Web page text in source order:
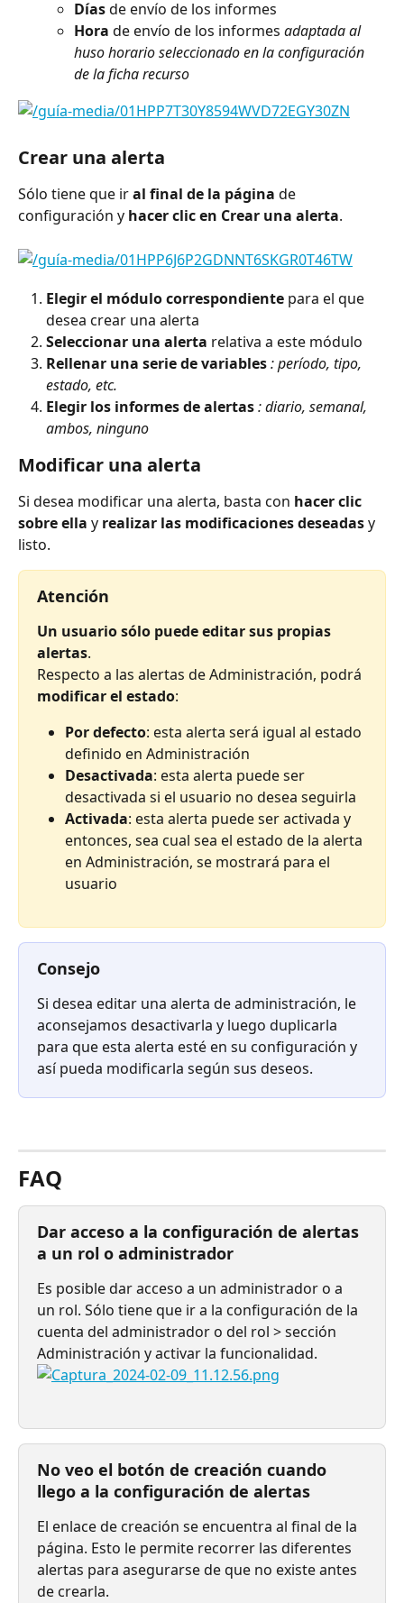
Días de envío de los informes
Hora de envío de los informes adaptada al
huso horario seleccionado en la configuración
de la ficha recurso
Crear una alerta
Sólo tiene que ir al final de la página de
configuración y hacer clic en Crear una alerta.
Elegir el módulo correspondiente para el que
desea crear una alerta
Seleccionar una alerta relativa a este módulo
Rellenar una serie de variables: período, tipo,
estado, etc.
Elegir los informes de alertas: diario, semanal,
ambos, ninguno
Modificar una alerta
Si desea modificar una alerta, basta con hacer clic
sobre ella y realizar las modificaciones deseadas y
listo.
Atención
Un usuario sólo puede editar sus propias
alertas.
Respecto a las alertas de Administración, podrá
modificar el estado:
Por defecto: esta alerta será igual al estado
definido en Administración
Desactivada: esta alerta puede ser
desactivada si el usuario no desea seguirla
Activada: esta alerta puede ser activada y
entonces, sea cual sea el estado de la alerta
en Administración, se mostrará para el
usuario⠀
Consejo
Si desea editar una alerta de administración, le
aconsejamos desactivarla y luego duplicarla
para que esta alerta esté en su configuración y
así pueda modificarla según sus deseos.
FAQ
Dar acceso a la configuración de alertas
a un rol o administrador
Es posible dar acceso a un administrador o a
un rol. Sólo tiene que ir a la configuración de la
cuenta del administrador o del rol > sección
Administración y activar la funcionalidad.
No veo el botón de creación cuando
llego a la configuración de alertas
El enlace de creación se encuentra al final de la
página. Esto le permite recorrer las diferentes
alertas para asegurarse de que no existe antes
de crearla.